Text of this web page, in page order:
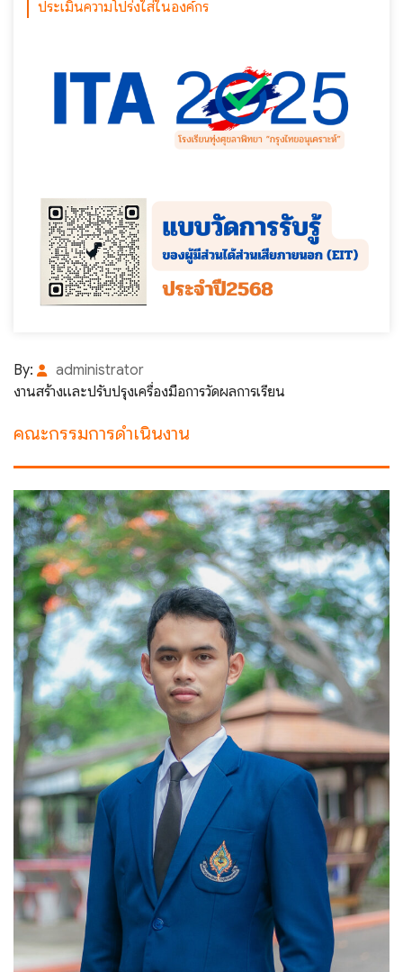
ประเมินความโปร่งใส่ในองค์กร
By:
administrator
งานสร้างและปรับปรุงเครื่องมือการวัดผลการเรียน
คณะกรรมการดำเนินงาน